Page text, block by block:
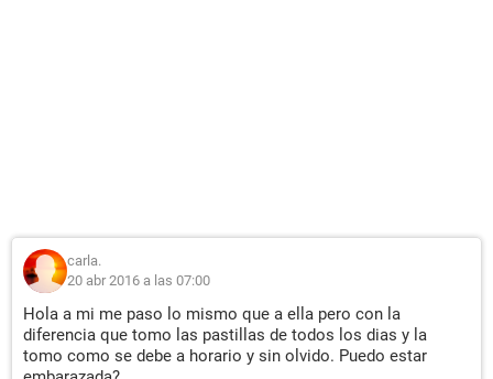
carla.
20 abr 2016 a las 07:00
Hola a mi me paso lo mismo que a ella pero con la
diferencia que tomo las pastillas de todos los dias y la
tomo como se debe a horario y sin olvido. Puedo estar